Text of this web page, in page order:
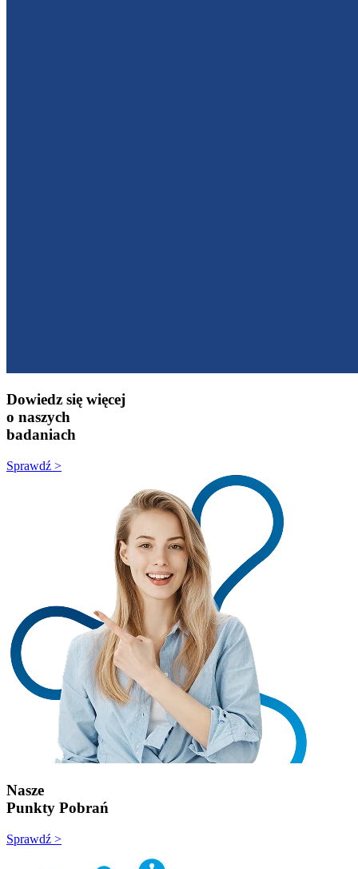
Dowiedz się więcej
o naszych
badaniach
Sprawdź >
Nasze
Punkty Pobrań
Sprawdź >